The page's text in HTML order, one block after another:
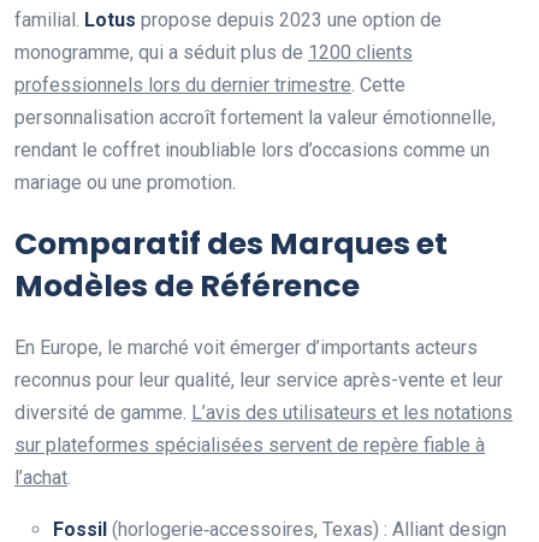
familial. Lotus propose depuis 2023 une option de
monogramme, qui a séduit plus de 1200 clients
professionnels lors du dernier trimestre . Cette
personnalisation accroît fortement la valeur émotionnelle,
rendant le coffret inoubliable lors d’occasions comme un
mariage ou une promotion.
Comparatif des Marques et
Modèles de Référence
En Europe, le marché voit émerger d’importants acteurs
reconnus pour leur qualité, leur service après-vente et leur
diversité de gamme. L’avis des utilisateurs et les notations
sur plateformes spécialisées servent de repère fiable à
l’achat
Fossil (horlogerie‑accessoires, Texas) : Alliant design